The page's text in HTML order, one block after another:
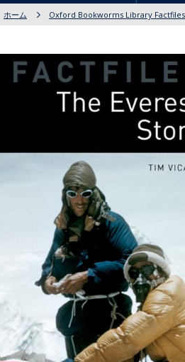
ホーム Oxford Bookworms Library Factfiles